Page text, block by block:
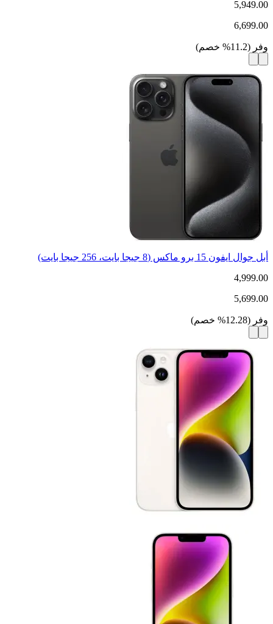
5,949.00
6,699.00
وفر (
11.2
% خصم)
أبل جوال ايفون 15 برو ماكس (8 جيجا بايت، 256 جيجا بايت)
4,999.00
5,699.00
وفر (
12.28
% خصم)